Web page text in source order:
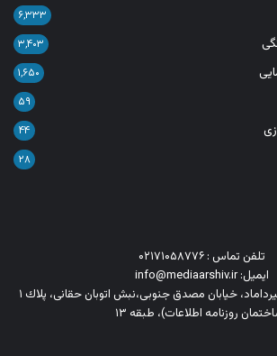
۶,۳۳۳
۳,۴۰۳
۱,۶۵۰
۵۹
۴۴
۲۸
تلفن تماس : ۰۲۱۷۱۰۵۸۷۷۶
ایمیل: info@mediaarshiv.ir
آدرس: تهران - خیابان میرداماد، خیابان مصدق جنوبی،نبش اتوبان حقانی، پلاك ١
روزنامه اطلاعات)، طبقه ۱۳